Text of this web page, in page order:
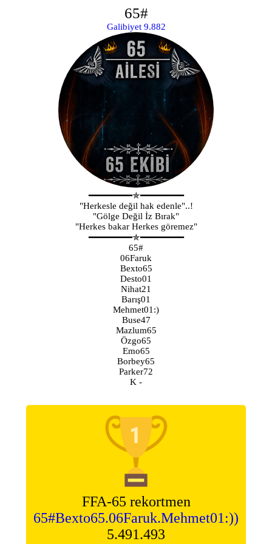
65#
Galibiyet 9.882
━━━━━━━━✯━━━━━━━━
"Herkesle değil hak edenle"..!
"Gölge Değil İz Bırak"
"Herkes bakar Herkes göremez"
━━━━━━━━✯━━━━━━━━
65#
06Faruk
Bexto65
Desto01
Nihat21
Barış01
Mehmet01:)
Buse47
Mazlum65
Özgo65
Emo65
Borbey65
Parker72
K -
FFA-65 rekortmen
65#Bexto65.06Faruk.Mehmet01:))
5.491.493